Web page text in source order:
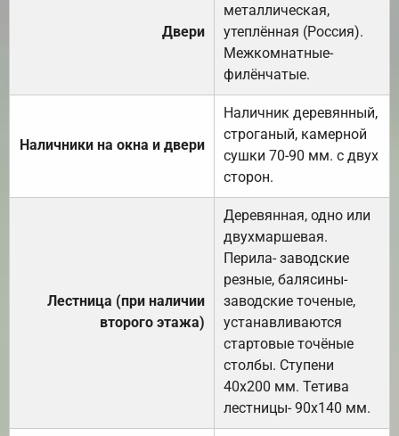
Двери
металлическая,
утеплённая (Россия).
Межкомнатные-
филёнчатые.
Наличники на окна и двери
Наличник деревянный,
строганый, камерной
сушки 70-90 мм. с двух
сторон.
Лестница (при наличии
второго этажа)
Деревянная, одно или
двухмаршевая.
Перила- заводские
резные, балясины-
заводские точеные,
устанавливаются
стартовые точёные
столбы. Ступени
40х200 мм. Тетива
лестницы- 90х140 мм.